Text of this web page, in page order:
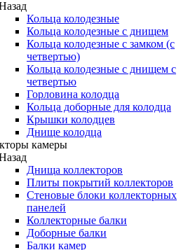
Кольца колодезные
Кольца колодезные с днищем
Кольца колодезные с замком (с
четвертью)
Кольца колодезные с днищем с
четвертью
Горловина колодца
Кольца доборные для колодца
Крышки колодцев
Днище колодца
камеры
Днища коллекторов
Плиты покрытий коллекторов
Стеновые блоки коллекторных
панелей
Коллекторные балки
Доборные балки
Балки камер